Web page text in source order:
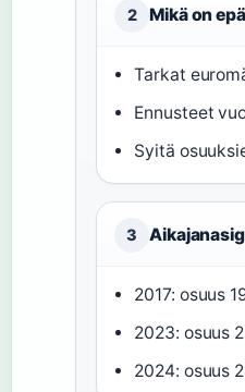
2 Mikä on
Tarkat
Ennusteet
Syitä
3
2017: osuus
2023: osuus
2024: osuus